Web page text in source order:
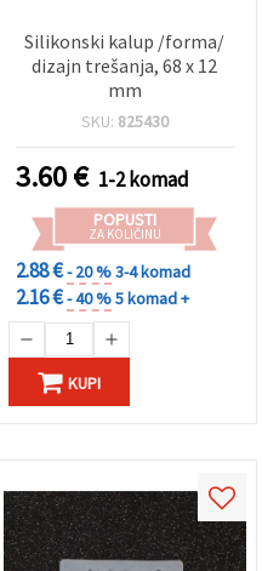
Silikonski kalup /forma/
dizajn trešanja, 68 x 12
mm
SKU: 825430
3.60€ 1-2 komad
POPUSTI
ZA KOLIČINU
2.88 €- 20 %3-4 komad
2.16 €- 40 %5 komad +
KUPI